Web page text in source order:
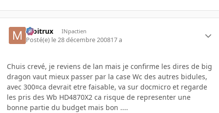
moitrux INpactien
Posté(e) le 28 décembre 200817 a
Chuis crevé, je reviens de lan mais je confirme les dires de big
dragon vaut mieux passer par la case Wc des autres bidules,
avec 300¤ca devrait etre faisable, va sur docmicro et regarde
les pris des Wb HD4870X2 ca risque de representer une
bonne partie du budget mais bon ....